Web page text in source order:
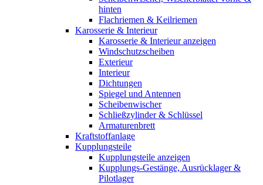
hinten
Flachriemen & Keilriemen
Karosserie & Interieur
Karosserie & Interieur anzeigen
Windschutzscheiben
Exterieur
Interieur
Dichtungen
Spiegel und Antennen
Scheibenwischer
Schließzylinder & Schlüssel
Armaturenbrett
Kraftstoffanlage
Kupplungsteile
Kupplungsteile anzeigen
Kupplungs-Gestänge, Ausrücklager &
Pilotlager